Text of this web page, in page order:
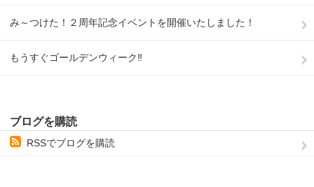
み～つけた！２周年記念イベントを開催いたしました！
もうすぐゴールデンウィーク‼
ブログを購読
RSSでブログを購読